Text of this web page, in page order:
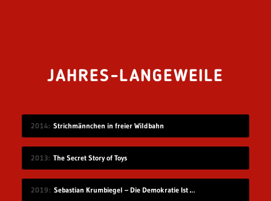
JAHRES-LANGEWEILE
2014 Strichmännchen in freier Wildbahn
2013 The Secret Story of Toys
2019 Sebastian Krumbiegel – Die Demokratie Ist Weiblich